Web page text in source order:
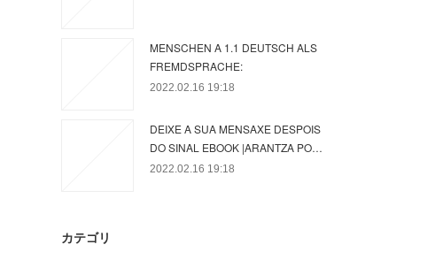
MENSCHEN A 1.1 DEUTSCH ALS
FREMDSPRACHE:
2022.02.16 19:18
DEIXE A SUA MENSAXE DESPOIS
DO SINAL EBOOK |ARANTZA PO…
2022.02.16 19:18
カテゴリ